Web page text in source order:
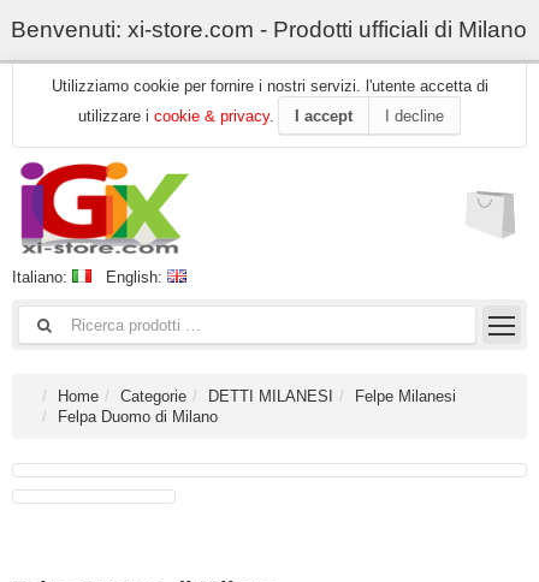
Benvenuti: xi-store.com - Prodotti ufficiali di Milano
Utilizziamo cookie per fornire i nostri servizi. l'utente accetta di
utilizzare i cookie & privacy. I accept I decline
Italiano: English:
Home Categorie DETTI MILANESI
Felpe Milanesi
Felpa Duomo di Milano